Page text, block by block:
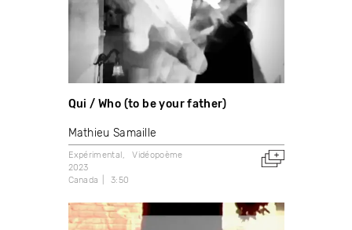
Qui / Who (to be your father)
Mathieu Samaille
Expérimental
Vidéopoème
2023
Canada
3:50